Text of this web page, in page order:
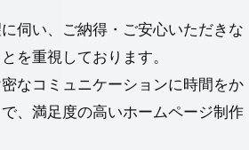
伺い、ご納得・ご安⼼いただきな
を重視しております。
なコミュニケーションに時間をか
、満⾜度の⾼いホームページ制作